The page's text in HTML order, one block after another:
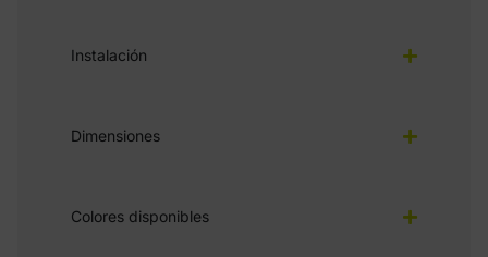
Instalación
Dimensiones
Colores disponibles